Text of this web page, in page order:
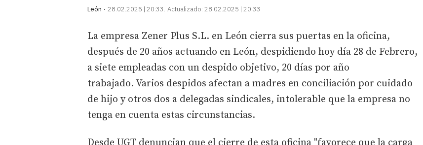
León
28.02.2025 | 20:33 Actualizado: 28.02.2025 | 20:33
La empresa Zener Plus S.L. en León cierra sus puertas en la oficina,
después de 20 años actuando en León, despidiendo hoy día 28 de Febrero,
a siete empleadas con un despido objetivo, 20 días por año
trabajado. Varios despidos afectan a madres en conciliación por cuidado
de hijo y otros dos a delegadas sindicales, intolerable que la empresa no
tenga en cuenta estas circunstancias.